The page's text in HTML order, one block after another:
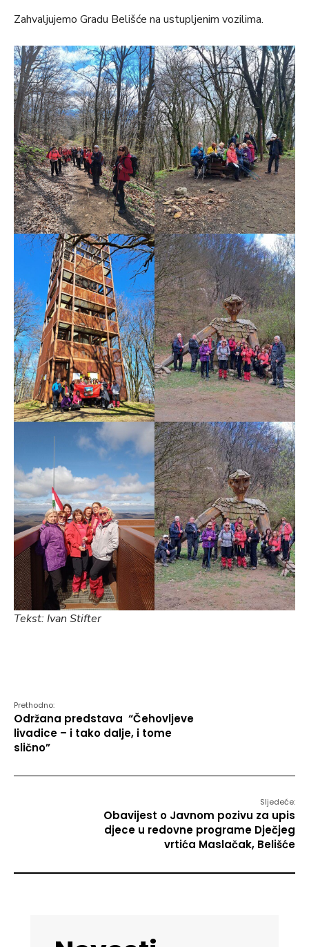
Zahvaljujemo Gradu Belišće na ustupljenim vozilima.
Tekst: Ivan Stifter
Prethodno:
Održana predstava “Čehovljeve
livadice – i tako dalje, i tome
slično”
Sljedeće:
Obavijest o Javnom pozivu za upis
djece u redovne programe Dječjeg
vrtića Maslačak, Belišće